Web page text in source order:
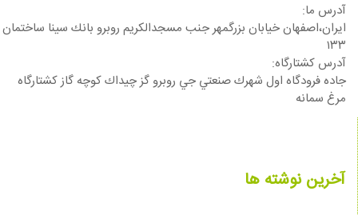
آدرس ما:
ایران،اصفهان خيابان بزرگمهر جنب مسجدالكريم روبرو بانك سينا ساختمان
١٣٣
آدرس كشتارگاه:
جاده فرودگاه اول شهرك صنعتي جي روبرو گز چيداك كوچه گاز كشتارگاه
مرغ سمانه
آخرین نوشته ها